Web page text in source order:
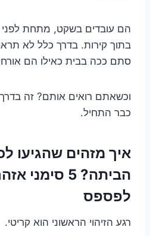
הם עובדים בשקט, מתחת
בתוך קירות. בדרך כלל לא
סתם ככה בבית כאילו הם
וכשאתם רואים אותם? זה
כבר התחיל.
איך מזהים שהגיעו
הביתה? 5
לפספס
רגע הזיהוי הראשוני הוא קריטי.